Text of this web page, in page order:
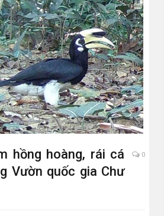
hồng hoàng, rái cá
Vườn quốc gia Chư
0